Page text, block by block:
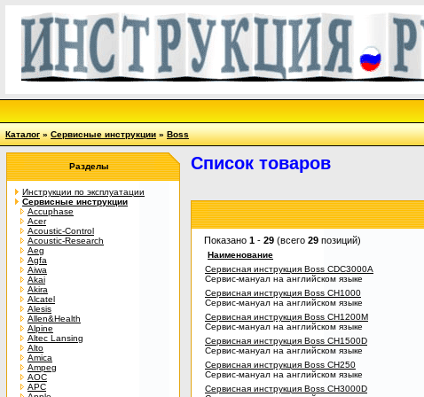
Каталог»Сервисные инструкции»Boss
Разделы
Инструкции по эксплуатации
Сервисные инструкции
Accuphase
Acer
Acoustic-Control
Acoustic-Research
Aeg
Agfa
Aiwa
Akai
Akira
Alcatel
Alesis
Allen&Health
Alpine
Altec Lansing
Alto
Amica
Ampeg
AOC
APC
Список товаров
Показано 1 - 29 (всего 29 позиций)
Наименование
Сервисная инструкция Boss CDC3000A
Сервис-мануал на английском языке
Сервисная инструкция Boss CH1000
Сервис-мануал на английском языке
Сервисная инструкция Boss CH1200M
Сервис-мануал на английском языке
Сервисная инструкция Boss CH1500D
Сервис-мануал на английском языке
Сервисная инструкция Boss CH250
Сервис-мануал на английском языке
Сервисная инструкция Boss CH3000D